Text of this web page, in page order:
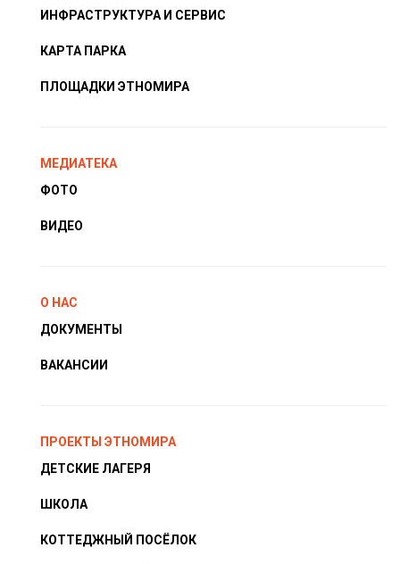
ИНФРАСТРУКТУРА И СЕРВИС
КАРТА ПАРКА
ПЛОЩАДКИ ЭТНОМИРА
МЕДИАТЕКА
ФОТО
ВИДЕО
О НАС
ДОКУМЕНТЫ
ВАКАНСИИ
ПРОЕКТЫ ЭТНОМИРА
ДЕТСКИЕ ЛАГЕРЯ
ШКОЛА
КОТТЕДЖНЫЙ ПОСЁЛОК